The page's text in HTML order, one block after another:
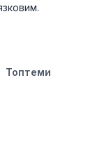
Топтеми